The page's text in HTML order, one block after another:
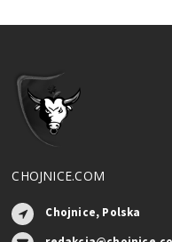
CHOJNICE.COM
Chojnice, Polska